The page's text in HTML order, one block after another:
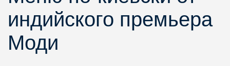
индийского премьера
Моди